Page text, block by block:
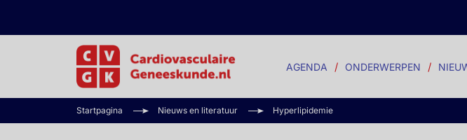
AGENDA ONDERWERPEN
Startpagina Nieuws en literatuur Hyperlipidemie